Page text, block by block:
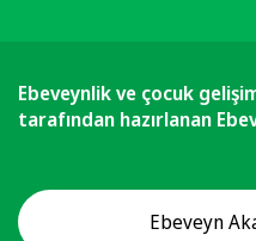
Ebeveynlik ve çocuk
tarafından hazırlanan
Ebeveyn